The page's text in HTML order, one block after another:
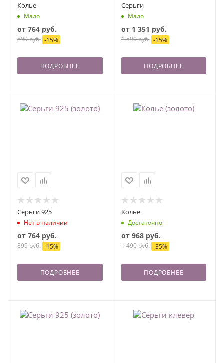
Колье
Мало
от 764 руб.
899 руб. -15%
ПОДРОБНЕЕ
Серьги
Мало
от 1 351 руб.
1 590 руб. -15%
ПОДРОБНЕЕ
Серьги 925
Нет в наличии
от 764 руб.
899 руб. -15%
ПОДРОБНЕЕ
Колье
Достаточно
от 968 руб.
1 490 руб. -35%
ПОДРОБНЕЕ